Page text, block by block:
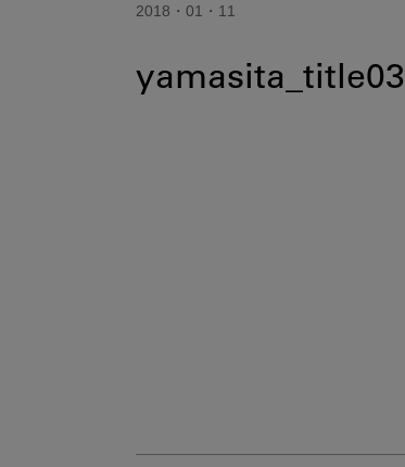
2018・01・11
yamasita_title03